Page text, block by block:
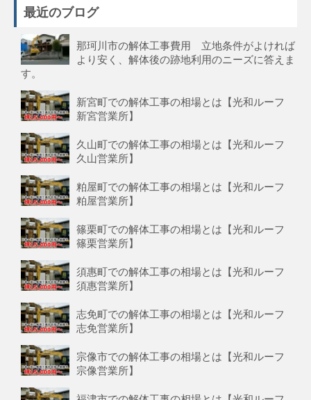
最近のブログ
那珂川市の解体工事費用 立地条件がよければ
より安く、解体後の跡地利用のニーズに答えま
す。
新宮町での解体工事の相場とは【光和ルーフ
新宮営業所】
久山町での解体工事の相場とは【光和ルーフ
久山営業所】
粕屋町での解体工事の相場とは【光和ルーフ
粕屋営業所】
篠栗町での解体工事の相場とは【光和ルーフ
篠栗営業所】
須惠町での解体工事の相場とは【光和ルーフ
須惠営業所】
志免町での解体工事の相場とは【光和ルーフ
志免営業所】
宗像市での解体工事の相場とは【光和ルーフ
宗像営業所】